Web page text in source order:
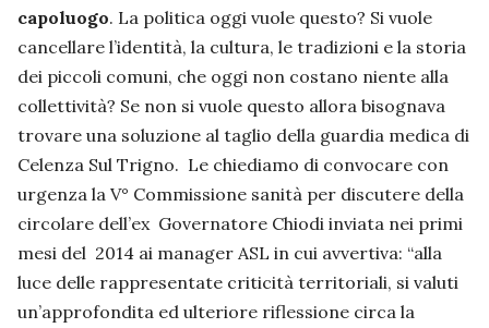
capoluogo. La politica oggi vuole questo? Si vuole
cancellare l’identità, la cultura, le tradizioni e la storia
dei piccoli comuni, che oggi non costano niente alla
collettività? Se non si vuole questo allora bisognava
trovare una soluzione al taglio della guardia medica di
Celenza Sul Trigno. Le chiediamo di convocare con
urgenza la V° Commissione sanità per discutere della
circolare dell’ex Governatore Chiodi inviata nei primi
mesi del 2014 ai manager ASL in cui avvertiva: “alla
luce delle rappresentate criticità territoriali, si valuti
un’approfondita ed ulteriore riflessione circa la